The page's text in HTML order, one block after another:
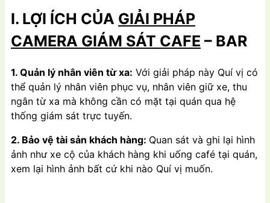
I. LỢI ÍCH CỦA GIẢI PHÁP
CAMERA GIÁM SÁT CAFE – BAR
1. Quản lý nhân viên từ xa: Với giải pháp này Quí vị có
thể quản lý nhân viên phục vụ, nhân viên giữ xe, thu
ngân từ xa mà không cần có mặt tại quán qua hệ
thống giám sát trực tuyến.
2. Bảo vệ tài sản khách hàng: Quan sát và ghi lại hình
ảnh như xe cộ của khách hàng khi uống café tại quán,
xem lại hình ảnh bất cứ khi nào Quí vị muốn.